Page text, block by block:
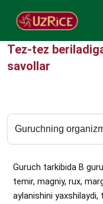
Tez-tez
savollar
Guruchning
Guruch tarkibida B
temir, magniy, rux,
aylanishini